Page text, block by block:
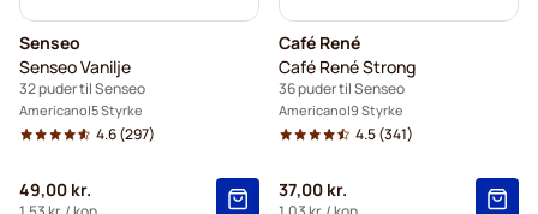
Senseo
Senseo Vanilje
32 puder til Senseo
Americano 5 Styrke
4.6(297)
49,00 kr.
Café René
Café René Strong
36 puder til Senseo
Americano 9 Styrke
4.5(341)
37,00 kr.